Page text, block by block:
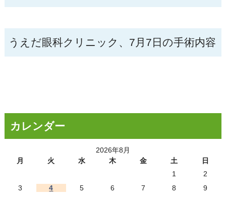
うえだ眼科クリニック、7月7日の手術内容
カレンダー
2026年8月
月
火 水 木 金 土
日
1
2
3
4 5 6 7 8
9